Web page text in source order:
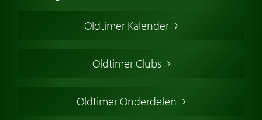
Amerikaanse oldtimers
Franse oldtimers
Oldtimer Kalender
Oldtimer Clubs
Oldtimer Onderdelen